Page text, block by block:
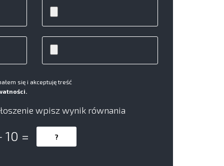
się i akceptuję treść
wpisz wynik równania
10 =